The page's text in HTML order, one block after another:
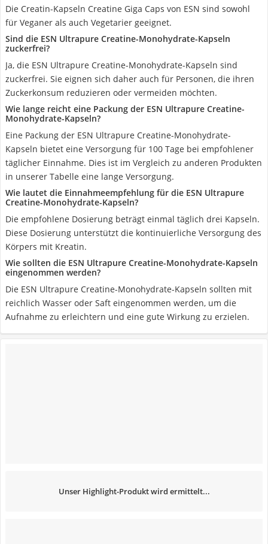
Die Creatin-Kapseln Creatine Giga Caps von ESN sind sowohl
für Veganer als auch Vegetarier geeignet.
Sind die ESN Ultrapure Creatine-Monohydrate-Kapseln
zuckerfrei?
Ja, die ESN Ultrapure Creatine-Monohydrate-Kapseln sind
zuckerfrei. Sie eignen sich daher auch für Personen, die ihren
Zuckerkonsum reduzieren oder vermeiden möchten.
Wie lange reicht eine Packung der ESN Ultrapure Creatine-
Monohydrate-Kapseln?
Eine Packung der ESN Ultrapure Creatine-Monohydrate-
Kapseln bietet eine Versorgung für 100 Tage bei empfohlener
täglicher Einnahme. Dies ist im Vergleich zu anderen Produkten
in unserer Tabelle eine lange Versorgung.
Wie lautet die Einnahmeempfehlung für die ESN Ultrapure
Creatine-Monohydrate-Kapseln?
Die empfohlene Dosierung beträgt einmal täglich drei Kapseln.
Diese Dosierung unterstützt die kontinuierliche Versorgung des
Körpers mit Kreatin.
Wie sollten die ESN Ultrapure Creatine-Monohydrate-Kapseln
eingenommen werden?
Die ESN Ultrapure Creatine-Monohydrate-Kapseln sollten mit
reichlich Wasser oder Saft eingenommen werden, um die
Aufnahme zu erleichtern und eine gute Wirkung zu erzielen.
Unser Highlight-Produkt wird ermittelt...